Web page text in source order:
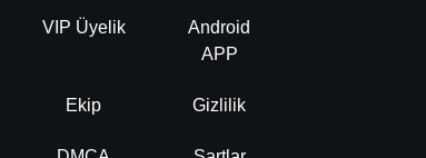
VIP Üyelik
Android
APP
Ekip Gizlilik